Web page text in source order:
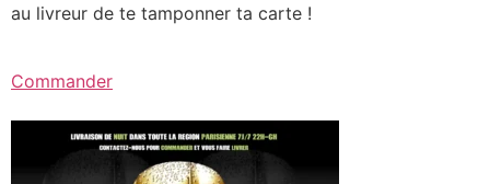
au livreur de te tamponner ta carte !
Commander